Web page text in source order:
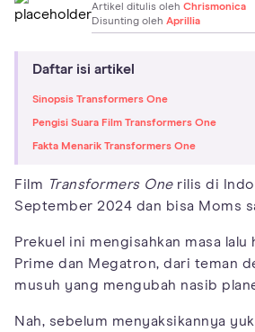
Artikel ditulis oleh Chrismonica
Disunting oleh Aprillia
Daftar isi artikel
Sinopsis Transformers One
Pengisi Suara Film Transformers One
Fakta Menarik Transformers One
Film Transformers Onerilis di
September 2024 dan bisa Moms
Prekuel ini mengisahkan masa
Prime dan Megatron, dari teman
musuh yang mengubah nasib
Nah, sebelum menyaksikannya